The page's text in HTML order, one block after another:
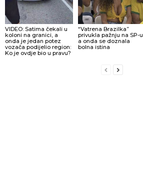
VIDEO: Satima čekali u
koloni na granici, a
onda je jedan potez
vozača podijelio region:
Ko je ovdje bio u pravu?
“Vatrena Brazilka”
privukla pažnju na SP-u,
a onda se doznala
bolna istina